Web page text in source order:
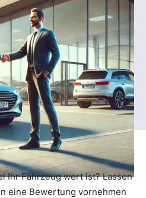
Ihr Fahrzeug wert ist? Lassen
eine Bewertung vornehmen